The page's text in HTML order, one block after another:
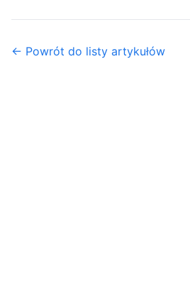
← Powrót do listy artykułów